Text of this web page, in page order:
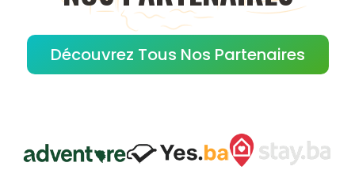
Découvrez Tous Nos Partenaires